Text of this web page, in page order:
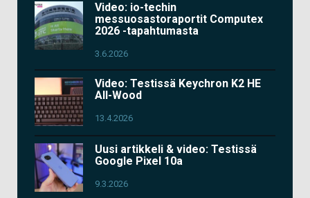
Video: io-techin
messuosastoraportit Computex
2026 -tapahtumasta
3.6.2026
Video: Testissä Keychron K2 HE
All-Wood
13.4.2026
Uusi artikkeli & video: Testissä
Google Pixel 10a
9.3.2026